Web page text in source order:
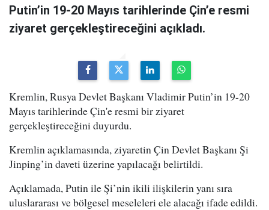
Putin’in 19-20 Mayıs tarihlerinde Çin’e resmi
ziyaret gerçekleştireceğini açıkladı.
Kremlin, Rusya Devlet Başkanı Vladimir Putin’in 19-20
Mayıs tarihlerinde Çin'e resmi bir ziyaret
gerçekleştireceğini duyurdu.
Kremlin açıklamasında, ziyaretin Çin Devlet Başkanı Şi
Jinping’in daveti üzerine yapılacağı belirtildi.
Açıklamada, Putin ile Şi’nin ikili ilişkilerin yanı sıra
uluslararası ve bölgesel meseleleri ele alacağı ifade edildi.